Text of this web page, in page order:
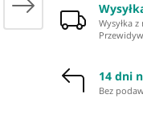
Wysyłka
14 dni
Bez